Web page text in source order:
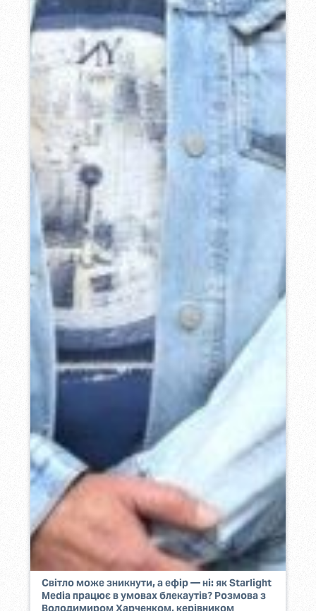
Світло може зникнути, а ефір — ні: як Starlight
Media працює в умовах блекаутів? Розмова з
Володимиром Харченком, керівником